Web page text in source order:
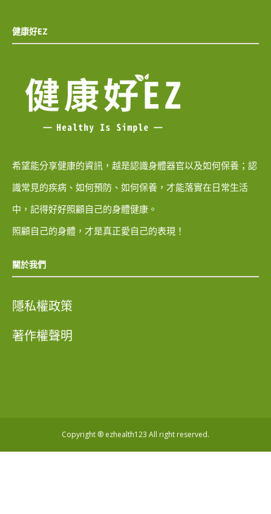
健康好EZ
希望能分享健康的資訊，越是認識身體器官以及如何保養；認
識常見的疾病、如何預防、如何保養，才能落實在日常生活
中，記得好好照顧自己的身體健康。
照顧自己的身體，才是真正愛自己的表現！
關於我們
隱私權政策
著作權聲明
Copyright ® ezhealth123 All right reserved.